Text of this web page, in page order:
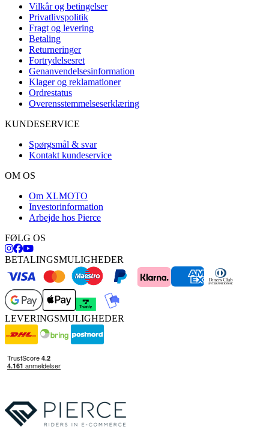
Vilkår og betingelser
Privatlivspolitik
Fragt og levering
Betaling
Returneringer
Fortrydelsesret
Genanvendelsesinformation
Klager og reklamationer
Ordrestatus
Overensstemmelseserklæring
KUNDESERVICE
Spørgsmål & svar
Kontakt kundeservice
OM OS
Om XLMOTO
Investorinformation
Arbejde hos Pierce
FØLG OS
BETALINGSMULIGHEDER
LEVERINGSMULIGHEDER